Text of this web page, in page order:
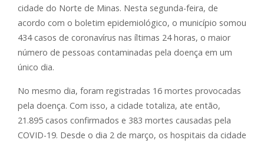
cidade do Norte de Minas. Nesta segunda-feira, de
acordo com o boletim epidemiológico, o município somou
434 casos de coronavírus nas íltimas 24 horas, o maior
número de pessoas contaminadas pela doença em um
único dia.
No mesmo dia, foram registradas 16 mortes provocadas
pela doença. Com isso, a cidade totaliza, ate então,
21.895 casos confirmados e 383 mortes causadas pela
COVID-19. Desde o dia 2 de março, os hospitais da cidade